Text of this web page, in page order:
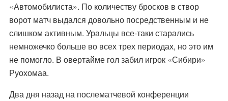
«Автомобилиста». По количеству бросков в створ
ворот матч выдался довольно посредственным и не
слишком активным. Уральцы все-таки старались
немножечко больше во всех трех периодах, но это им
не помогло. В овертайме гол забил игрок «Сибири»
Руохомаа.
Два дня назад на послематчевой конференции